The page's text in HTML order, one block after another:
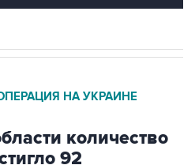
НА УКРАИНЕ
количество
92